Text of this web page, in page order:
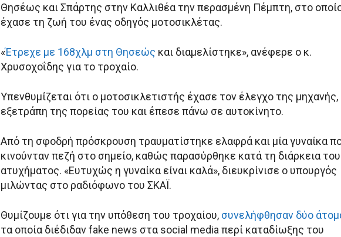
Θησέως και Σπάρτης στην Καλλιθέα την περασμένη Πέμπτη, στο
έχασε τη ζωή του ένας οδηγός μοτοσικλέτας.
«Έτρεχε με 168χλμ στη Θησεώς και διαμελίστηκε», ανέφερε ο κ.
Χρυσοχοΐδης για το τροχαίο.
Υπενθυμίζεται ότι ο μοτοσικλετιστής έχασε τον έλεγχο της μηχανής,
εξετράπη της πορείας του και έπεσε πάνω σε αυτοκίνητο.
Από τη σφοδρή πρόσκρουση τραυματίστηκε ελαφρά και μία γυναίκα
κινούνταν πεζή στο σημείο, καθώς παρασύρθηκε κατά τη διάρκεια του
ατυχήματος. «Ευτυχώς η γυναίκα είναι καλά», διευκρίνισε ο υπουργός
μιλώντας στο ραδιόφωνο του ΣΚΑΪ.
Θυμίζουμε ότι για την υπόθεση του τροχαίου, συνελήφθησαν δύο
τα οποία διέδιδαν fake news στα social media περί καταδίωξης του